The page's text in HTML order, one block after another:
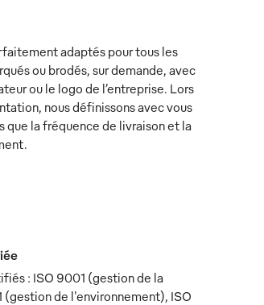
adaptés pour tous les
ou brodés, sur demande, avec
ou le logo de l’entreprise. Lors
nous définissons avec vous
que la fréquence de livraison et la
: ISO 9001 (gestion de la
(gestion de l'environnement), ISO